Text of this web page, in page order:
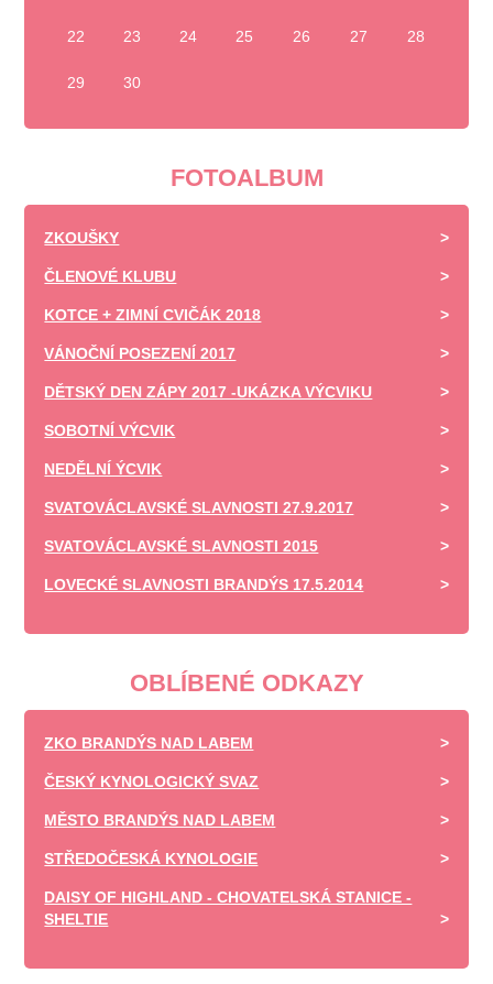
22 23 24 25 26 27 28
29 30
FOTOALBUM
ZKOUŠKY
ČLENOVÉ KLUBU
KOTCE + ZIMNÍ CVIČÁK 2018
VÁNOČNÍ POSEZENÍ 2017
DĚTSKÝ DEN ZÁPY 2017 -UKÁZKA VÝCVIKU
SOBOTNÍ VÝCVIK
NEDĚLNÍ ÝCVIK
SVATOVÁCLAVSKÉ SLAVNOSTI 27.9.2017
SVATOVÁCLAVSKÉ SLAVNOSTI 2015
LOVECKÉ SLAVNOSTI BRANDÝS 17.5.2014
OBLÍBENÉ ODKAZY
ZKO BRANDÝS NAD LABEM
ČESKÝ KYNOLOGICKÝ SVAZ
MĚSTO BRANDÝS NAD LABEM
STŘEDOČESKÁ KYNOLOGIE
DAISY OF HIGHLAND - CHOVATELSKÁ STANICE -
SHELTIE